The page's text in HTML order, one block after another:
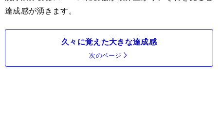
達成感が湧きます。
久々に覚えた大きな達成感
次のページ